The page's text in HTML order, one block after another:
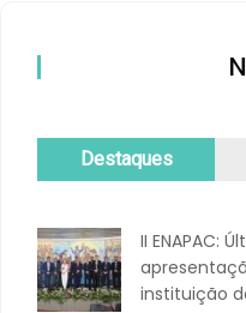
Destaques
II ENAPAC:
instituição